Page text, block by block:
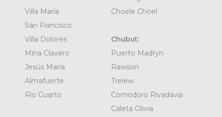
Villa María
San Francisco
Villa Dolores
Mina Clavero
Jesús María
Almafuerte
Río Cuarto
Choele Choel
Chubut:
Puerto Madryn
Rawson
Trelew
Comodoro Rivadavia
Caleta Olivia